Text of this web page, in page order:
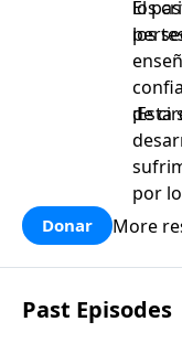
los
El
los
de
por
Donar More
Past Episodes